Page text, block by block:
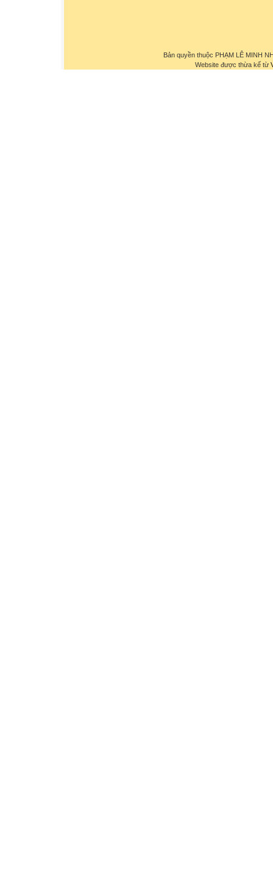
Bản quyền thuộc PHẠM LÊ MINH
Website được thừa kế từ